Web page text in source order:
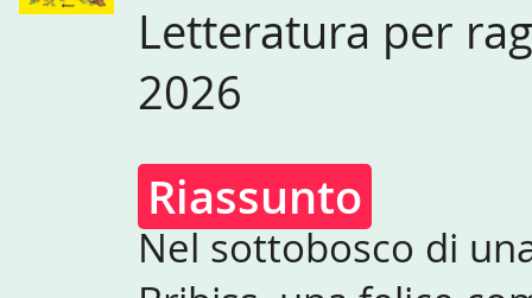
Letteratura per
2026
Riassunto
Nel sottobosco di